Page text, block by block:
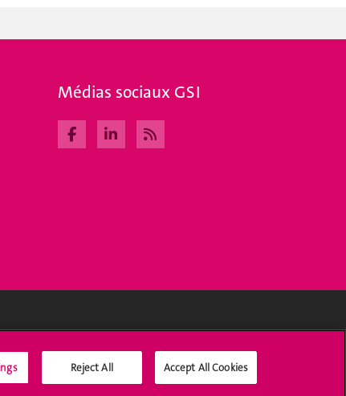
Médias sociaux GSI
Reject All Accept All Cookies